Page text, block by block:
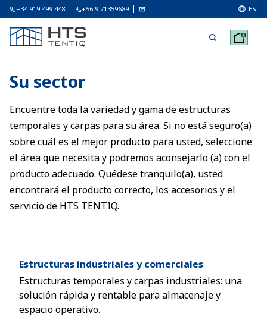
+34 919 499 448 +56 9 71359689 ES
Su sector
Encuentre toda la variedad y gama de estructuras
temporales y carpas para su área. Si no está seguro(a)
sobre cuál es el mejor producto para usted, seleccione
el área que necesita y podremos aconsejarlo (a) con el
producto adecuado. Quédese tranquilo(a), usted
encontrará el producto correcto, los accesorios y el
servicio de HTS TENTIQ.
Estructuras industriales y comerciales
Estructuras temporales y carpas industriales: una
solución rápida y rentable para almacenaje y
espacio operativo.